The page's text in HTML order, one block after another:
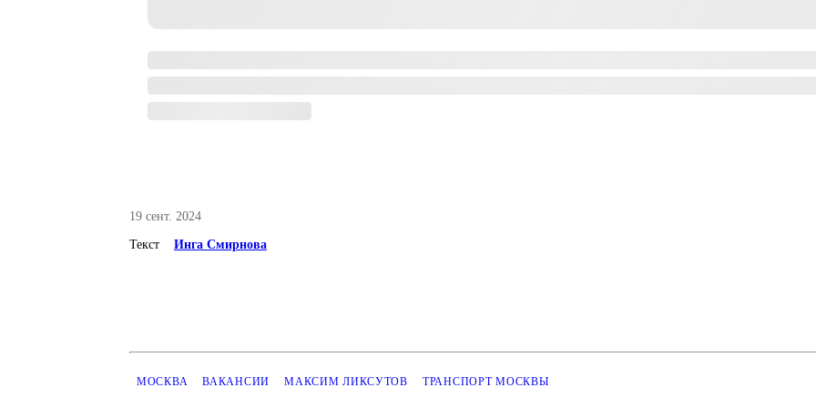
19 сент. 2024
Текст Инга Смирнова
МОСКВА ВАКАНСИИ МАКСИМ ЛИКСУТОВ ТРАНСПОРТ МОСКВЫ